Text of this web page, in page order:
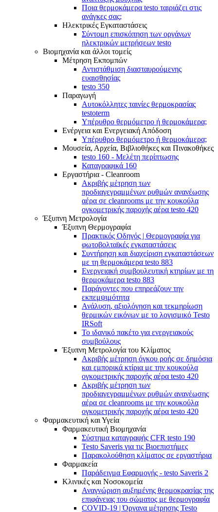
Ποια θερμοκάμερα testo ταιριάζει στις
ανάγκες σας;
Ηλεκτρικές Εγκαταστάσεις
Σύντομη επισκόπηση των οργάνων
ηλεκτρικών μετρήσεων testo
Βιομηχανία και άλλοι τομείς
Mέτρηση Eκπομπών
Αντιστάθμιση διασταυρούμενης
ευαισθησίας
testo 350
Παραγωγή
Αυτοκόλλητες ταινίες θερμοκρασίας
testoterm
Υπέρυθρο θερμόμετρο ή θερμοκάμερα;
Ενέργεια και Ενεργειακή Απόδοση
Υπέρυθρο θερμόμετρο ή θερμοκάμερα;
Μουσεία, Αρχεία, Βιβλιοθήκες και Πινακοθήκες
testo 160 - Μελέτη περίπτωσης
Καταγραφικά 160
Εργαστήρια - Cleanroom
Ακριβής μέτρηση των
προδιαγεγραμμένων ρυθμών ανανέωσης
αέρα σε cleanrooms με την κουκούλα
ογκομετρικής παροχής αέρα testo 420
Έξυπνη Μετρολογία
Έξυπνη Θερμογραφία
Πρακτικός Οδηγός | Θερμογραφία για
φωτοβολταϊκές εγκαταστάσεις
Συντήρηση και διαχείριση εγκαταστάσεων
με τη θερμοκάμερα testo 883
Ενεργειακή συμβουλευτική κτηρίων με τη
θερμοκάμερα testo 883
Παράγοντες που επηρεάζουν την
εκπεμψιμότητα
Ανάλυση, αξιολόγηση και τεκμηρίωση
θερμικών εικόνων με το λογισμικό Testo
IRSoft
Το ιδανικό πακέτο για ενεργειακούς
συμβούλους
Έξυπνη Μετρολογία του Κλίματος
Ακριβής μέτρηση όγκου ροής σε δημόσια
και εμπορικά κτίρια με την κουκούλα
ογκομετρικής παροχής αέρα testo 420
Ακριβής μέτρηση των
προδιαγεγραμμένων ρυθμών ανανέωσης
αέρα σε cleanrooms με την κουκούλα
ογκομετρικής παροχής αέρα testo 420
Φαρμακευτική και Υγεία
Φαρμακευτική Βιομηχανία
Σύστημα καταγραφής CFR testo 190
Testo Saveris για τις Βιοεπιστήμες
Παρακολούθηση κλίματος σε εργαστήρια
Φαρμακεία
Παράδειγμα Εφαρμογής - testo Saveris 2
Κλινικές και Νοσοκομεία
Αναγνώριση αυξημένης θερμοκρασίας της
επιφάνειας του σώματος με θερμογραφία
COVID-19 | Όργανα μέτρησης Testo